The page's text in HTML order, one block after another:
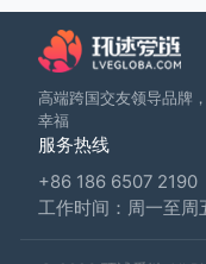
高端跨国交友领导品牌
幸福
服务热线
+86 186 6507 2190
工作时间：周一至